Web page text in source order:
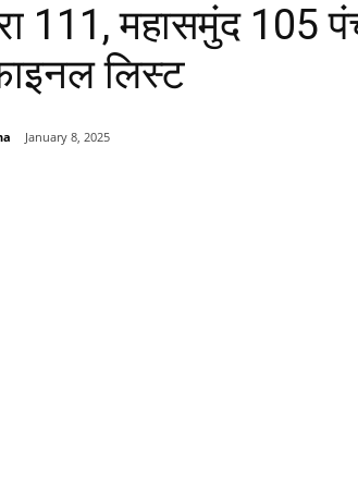
111, महासमुंद 105
लिस्ट
January 8, 2025